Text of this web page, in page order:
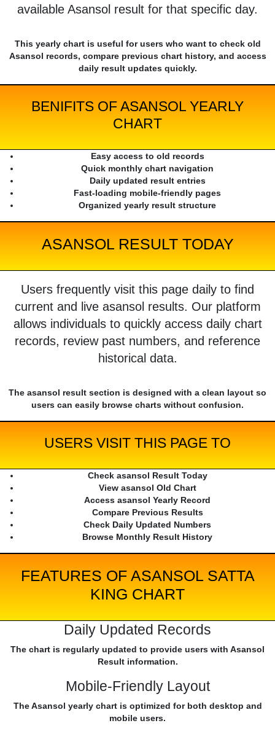
available Asansol result for that specific day.
This yearly chart is useful for users who want to check old
Asansol records, compare previous chart history, and access
daily result updates quickly.
BENIFITS OF ASANSOL YEARLY
CHART
Easy access to old records
Quick monthly chart navigation
Daily updated result entries
Fast-loading mobile-friendly pages
Organized yearly result structure
ASANSOL RESULT TODAY
Users frequently visit this page daily to find
current and live asansol results. Our platform
allows individuals to quickly access daily chart
records, review past numbers, and reference
historical data.
The asansol result section is designed with a clean layout so
users can easily browse charts without confusion.
USERS VISIT THIS PAGE TO
Check asansol Result Today
View asansol Old Chart
Access asansol Yearly Record
Compare Previous Results
Check Daily Updated Numbers
Browse Monthly Result History
FEATURES OF ASANSOL SATTA
KING CHART
Daily Updated Records
The chart is regularly updated to provide users with Asansol
Result information.
Mobile-Friendly Layout
The Asansol yearly chart is optimized for both desktop and
mobile users.